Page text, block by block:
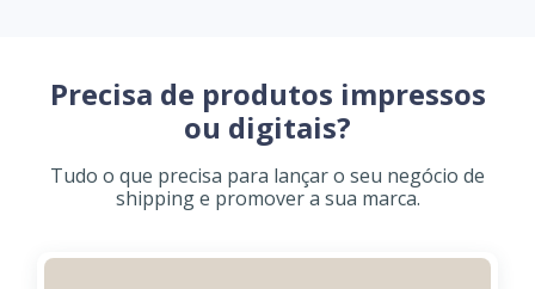
Precisa de produtos impressos
ou digitais?
Tudo o que precisa para lançar o seu negócio de
shipping e promover a sua marca.